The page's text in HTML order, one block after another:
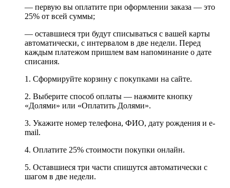
— первую вы оплатите при оформлении заказа — это
25% от всей суммы;
— оставшиеся три будут списываться с вашей карты
автоматически, с интервалом в две недели. Перед
каждым платежом пришлем вам напоминание о дате
списания.
1. Сформируйте корзину с покупками на сайте.
2. Выберите способ оплаты — нажмите кнопку
«Долями» или «Оплатить Долями».
3. Укажите номер телефона, ФИО, дату рождения и e-
mail.
4. Оплатите 25% стоимости покупки онлайн.
5. Оставшиеся три части спишутся автоматически с
шагом в две недели.